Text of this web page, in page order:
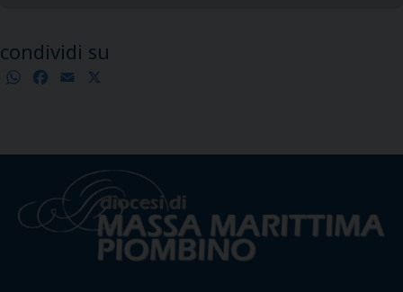
condividi su
WhatsApp
Facebook
Email